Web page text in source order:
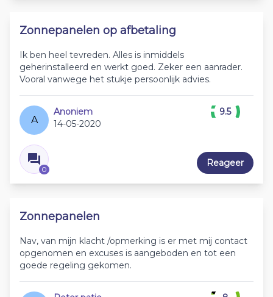
Zonnepanelen op afbetaling
Ik ben heel tevreden. Alles is inmiddels
geherinstalleerd en werkt goed. Zeker een aanrader.
Vooral vanwege het stukje persoonlijk advies.
A
Anoniem
14-05-2020
0
9.5
Reageer
Zonnepanelen
Nav, van mijn klacht /opmerking is er met mij contact
opgenomen en excuses is aangeboden en tot een
goede regeling gekomen.